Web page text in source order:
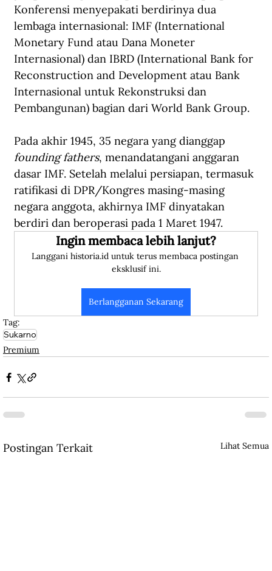
Konferensi menyepakati berdirinya dua
lembaga internasional: IMF (International
Monetary Fund atau Dana Moneter
Internasional) dan IBRD (International Bank for
Reconstruction and Development atau Bank
Internasional untuk Rekonstruksi dan
Pembangunan) bagian dari World Bank Group.
Pada akhir 1945, 35 negara yang dianggap
founding fathers, menandatangani anggaran
dasar IMF. Setelah melalui persiapan, termasuk
ratifikasi di DPR/Kongres masing-masing
negara anggota, akhirnya IMF dinyatakan
berdiri dan beroperasi pada 1 Maret 1947.
Ingin membaca lebih lanjut?
Langgani historia.id untuk terus membaca postingan
eksklusif ini.
Berlangganan Sekarang
Tag:
Sukarno
Premium
Postingan Terkait Lihat Semua